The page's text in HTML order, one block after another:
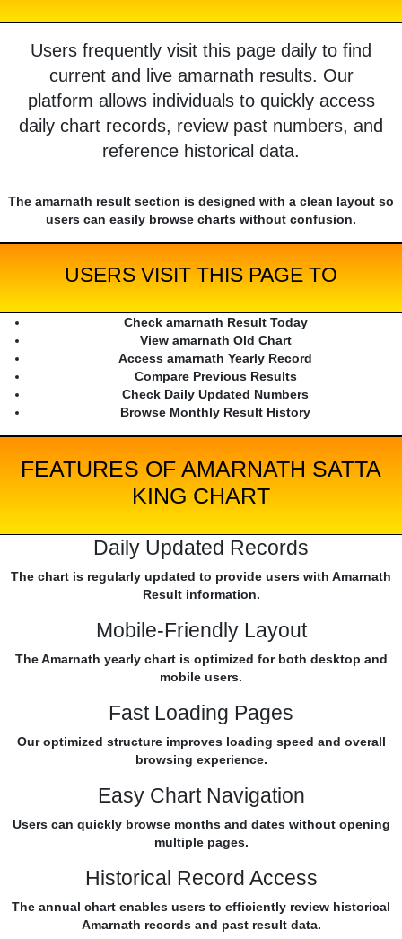
Users frequently visit this page daily to find
current and live amarnath results. Our
platform allows individuals to quickly access
daily chart records, review past numbers, and
reference historical data.
The amarnath result section is designed with a clean layout so
users can easily browse charts without confusion.
USERS VISIT THIS PAGE TO
Check amarnath Result Today
View amarnath Old Chart
Access amarnath Yearly Record
Compare Previous Results
Check Daily Updated Numbers
Browse Monthly Result History
FEATURES OF AMARNATH SATTA
KING CHART
Daily Updated Records
The chart is regularly updated to provide users with Amarnath
Result information.
Mobile-Friendly Layout
The Amarnath yearly chart is optimized for both desktop and
mobile users.
Fast Loading Pages
Our optimized structure improves loading speed and overall
browsing experience.
Easy Chart Navigation
Users can quickly browse months and dates without opening
multiple pages.
Historical Record Access
The annual chart enables users to efficiently review historical
Amarnath records and past result data.